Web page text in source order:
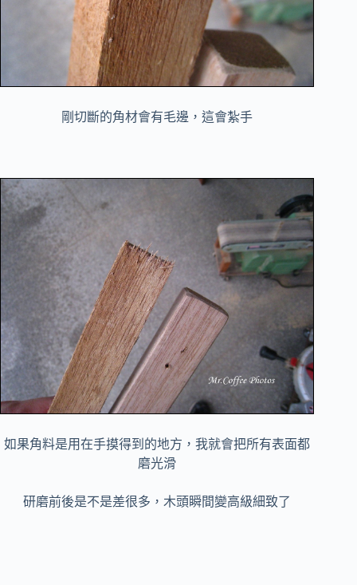
剛切斷的角材會有毛邊，這會紮手
如果角料是用在手摸得到的地方，我就會把所有表面都
磨光滑
研磨前後是不是差很多，木頭瞬間變高級細致了